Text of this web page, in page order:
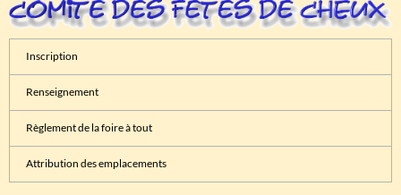
Inscription
Renseignement
Règlement de la foire à tout
Attribution des emplacements